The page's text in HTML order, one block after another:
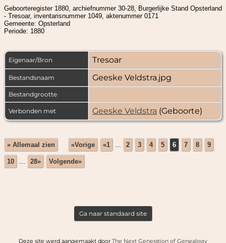
Geboorteregister 1880, archiefnummer 30-28, Burgerlijke Stand Opsterland
- Tresoar, inventarisnummer 1049, aktenummer 0171
Gemeente: Opsterland
Periode: 1880
Eigenaar/Bron Tresoar
Bestandsnaam Geeske Veldstra.jpg
Bestandgrootte
Verbonden met Geeske Veldstra (Geboorte)
» Allemaal zien «Vorige «1 ... 2 3 4 5 6 7 8 9
10 ... 28» Volgende»
Ga naar standaard site
Deze site werd aangemaakt door The Next Generation of Genealogy